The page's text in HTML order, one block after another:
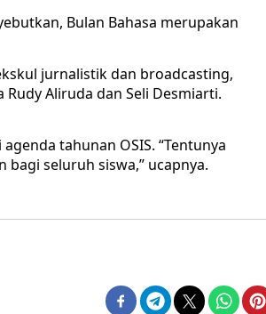
Bulan Bahasa merupakan
jurnalistik dan broadcasting,
Aliruda dan Seli Desmiarti.
tahunan OSIS. “Tentunya
seluruh siswa,” ucapnya.